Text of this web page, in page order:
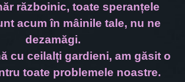
războinic, toate speranțele
acum în mâinile tale, nu ne
dezamăgi.
cu ceilalți gardieni, am găsit o
toate problemele noastre.